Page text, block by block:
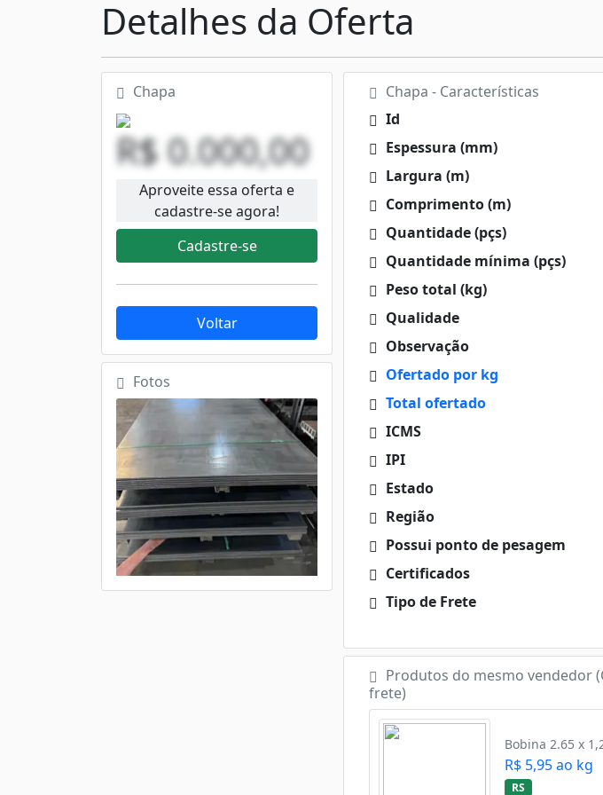
Detalhes da Oferta
Chapa
R$ 0.000,00
Aproveite essa oferta e
cadastre-se agora!
Cadastre-se
Voltar
Fotos
Chapa - Características
Id
Espessura (mm)
Largura (m)
Comprimento (m)
Quantidade (pçs)
Quantidade mínima (pçs)
Peso total (kg)
Qualidade
Observação
Ofertado por kg
Total ofertado
ICMS
IPI
Estado
Região
Possui ponto de pesagem
Certificados
Tipo de Frete
Produtos do mesmo vendedor
frete)
Bobina 2.65 x
R$ 5,95 ao kg
RS